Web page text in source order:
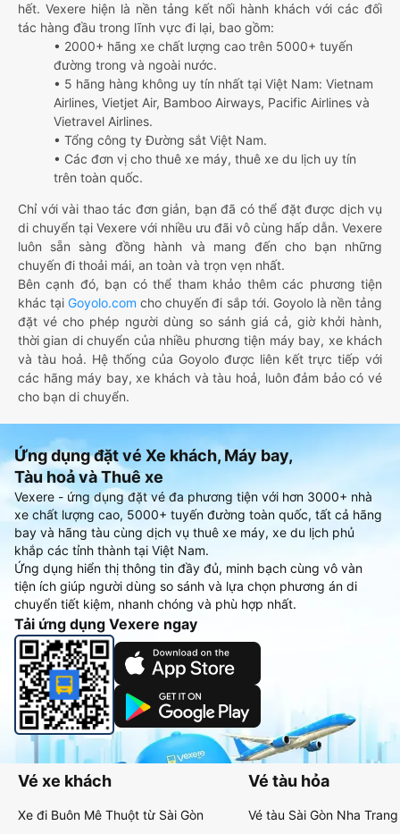
hết. Vexere hiện là nền tảng kết nối hành khách với các đối
tác hàng đầu trong lĩnh vực đi lại, bao gồm:
• 2000+ hãng xe chất lượng cao trên 5000+ tuyến
đường trong và ngoài nước.
• 5 hãng hàng không uy tín nhất tại Việt Nam: Vietnam
Airlines, Vietjet Air, Bamboo Airways, Pacific Airlines và
Vietravel Airlines.
• Tổng công ty Đường sắt Việt Nam.
• Các đơn vị cho thuê xe máy, thuê xe du lịch uy tín
trên toàn quốc.
Chỉ với vài thao tác đơn giản, bạn đã có thể đặt được dịch vụ
di chuyển tại Vexere với nhiều ưu đãi vô cùng hấp dẫn. Vexere
luôn sẵn sàng đồng hành và mang đến cho bạn những
chuyến đi thoải mái, an toàn và trọn vẹn nhất.
Bên cạnh đó, bạn có thể tham khảo thêm các phương tiện
khác tại Goyolo.com cho chuyến đi sắp tới. Goyolo là nền tảng
đặt vé cho phép người dùng so sánh giá cả, giờ khởi hành,
thời gian di chuyển của nhiều phương tiện máy bay, xe khách
và tàu hoả. Hệ thống của Goyolo được liên kết trực tiếp với
các hãng máy bay, xe khách và tàu hoả, luôn đảm bảo có vé
cho bạn di chuyển.
Ứng dụng đặt vé Xe khách, Máy bay,
Tàu hoả và Thuê xe
Vexere - ứng dụng đặt vé đa phương tiện với hơn 3000+ nhà
xe chất lượng cao, 5000+ tuyến đường toàn quốc, tất cả hãng
bay và hãng tàu cùng dịch vụ thuê xe máy, xe du lịch phủ
khắp các tỉnh thành tại Việt Nam.
Ứng dụng hiển thị thông tin đầy đủ, minh bạch cùng vô vàn
tiện ích giúp người dùng so sánh và lựa chọn phương án di
chuyển tiết kiệm, nhanh chóng và phù hợp nhất.
Tải ứng dụng Vexere ngay
Vé xe khách
Xe đi Buôn Mê Thuột từ Sài Gòn
Vé tàu hỏa
Vé tàu Sài Gòn Nha Trang